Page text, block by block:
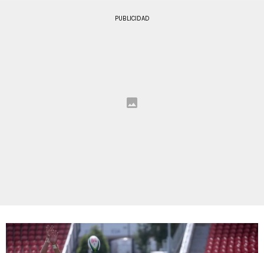
PUBLICIDAD